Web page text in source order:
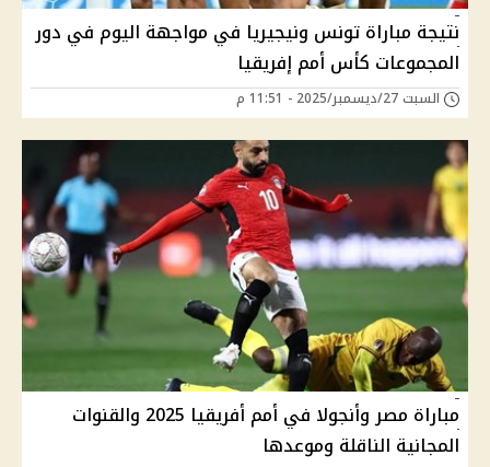
نتيجة مباراة تونس ونيجيريا في مواجهة اليوم في دور
المجموعات كأس أمم إفريقيا
السبت 27/ديسمبر/2025 - 11:51 م
مباراة مصر وأنجولا في أمم أفريقيا 2025 والقنوات
المجانية الناقلة وموعدها